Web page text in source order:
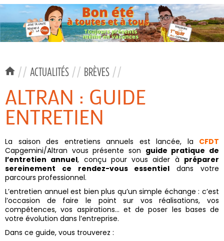
// ACTUALITÉS // BRÈVES //
ALTRAN : GUIDE
ENTRETIEN
La saison des entretiens annuels est lancée, la CFDT
Capgemini/Altran vous présente son guide pratique de
l’entretien annuel, conçu pour vous aider à préparer
sereinement ce rendez-vous essentiel dans votre
parcours professionnel.
L’entretien annuel est bien plus qu’un simple échange : c’est
l’occasion de faire le point sur vos réalisations, vos
compétences, vos aspirations… et de poser les bases de
votre évolution dans l’entreprise.
Dans ce guide, vous trouverez :